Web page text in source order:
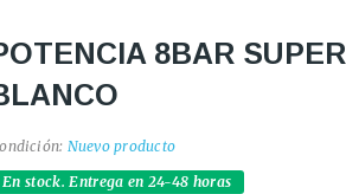
8BAR SUPER
Nuevo producto
En stock. Entrega en 24-48 horas